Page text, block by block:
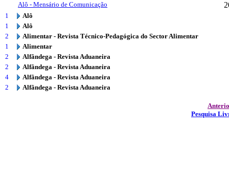
Alô - Mensário de Comunicação
1
Alô
1
Alô
2
Alimentar - Revista Técnico-Pedagógica do Sector Alimentar
1
Alimentar
2
Alfândega - Revista Aduaneira
2
Alfândega - Revista Aduaneira
4
Alfândega - Revista Aduaneira
2
Alfândega - Revista Aduaneira
Pesquisa